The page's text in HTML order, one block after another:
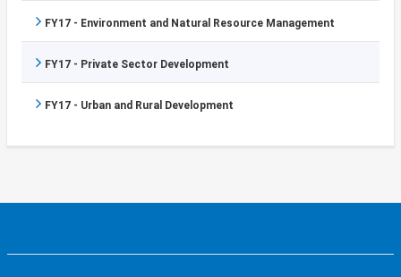
FY17 - Environment and Natural Resource Management
FY17 - Private Sector Development
FY17 - Urban and Rural Development